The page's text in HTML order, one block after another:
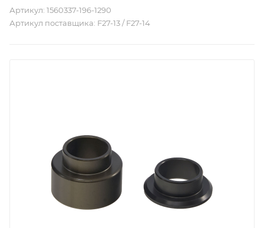
Артикул: 1560337-196-1290
Артикул поставщика: F27-13 / F27-14